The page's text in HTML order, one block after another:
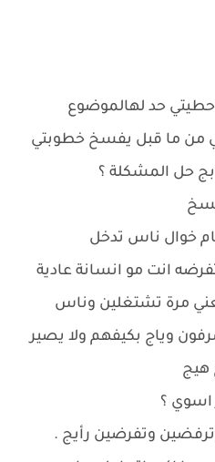
١١ سنة ما حطيتي حد لهالموضوع
من ما قبل يفسخ خطوبتي
حل المشكلة ؟
خوال ناس تدخل
انت مو انسانة عادية
مرة تشتغلين وناس
وياج بكيفهم ولا يصير
هيج
اسوي ؟
وتفرضين رأيج .